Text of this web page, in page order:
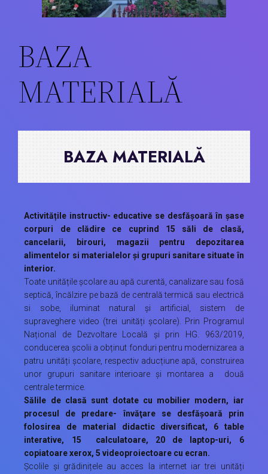
BAZA
MATERIALĂ
BAZA MATERIALĂ
Activitățile instructiv- educative se desfăşoară în șase
corpuri de clădire ce cuprind 15 săli de clasă,
cancelarii, birouri, magazii pentru depozitarea
alimentelor si materialelor și grupuri sanitare situate în
interior.
Toate unitățile școlare au apă curentă, canalizare sau fosă
septică, încălzire pe bază de centrală termică sau electrică
si sobe, iluminat natural şi artificial, sistem de
supraveghere video (trei unități școlare). Prin Programul
Național de Dezvoltare Locală și prin HG. 963/2019,
conducerea școlii a obținut fonduri pentru modernizarea a
patru unități școlare, respectiv aducțiune apă, construirea
unor grupuri sanitare interioare și montarea a două
centrale termice.
Sălile de clasă sunt dotate cu mobilier modern, iar
procesul de predare- învăţare se desfăşoară prin
folosirea de material didactic diversificat, 6 table
interative, 15 calculatoare, 20 de laptop-uri, 6
copiatoare xerox, 5 videoproiectoare cu ecran.
Școlile și grădinițele au acces la internet iar trei unități